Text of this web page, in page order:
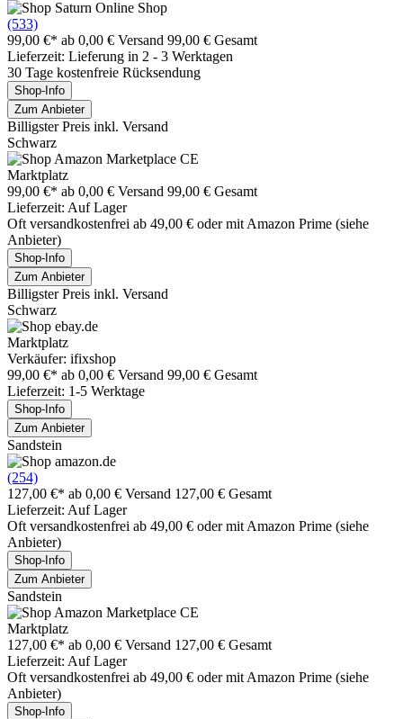
(533)
99,00 €* ab 0,00 € Versand 99,00 € Gesamt
Lieferzeit: Lieferung in 2 - 3 Werktagen
30 Tage kostenfreie Rücksendung
Shop-Info
Zum Anbieter
Billigster Preis inkl. Versand
Schwarz
Marktplatz
99,00 €* ab 0,00 € Versand 99,00 € Gesamt
Lieferzeit: Auf Lager
Oft versandkostenfrei ab 49,00 € oder mit Amazon Prime (siehe
Anbieter)
Shop-Info
Zum Anbieter
Billigster Preis inkl. Versand
Schwarz
Marktplatz
Verkäufer: ifixshop
99,00 €* ab 0,00 € Versand 99,00 € Gesamt
Lieferzeit: 1-5 Werktage
Shop-Info
Zum Anbieter
Sandstein
(254)
127,00 €* ab 0,00 € Versand 127,00 € Gesamt
Lieferzeit: Auf Lager
Oft versandkostenfrei ab 49,00 € oder mit Amazon Prime (siehe
Anbieter)
Shop-Info
Zum Anbieter
Sandstein
Marktplatz
127,00 €* ab 0,00 € Versand 127,00 € Gesamt
Lieferzeit: Auf Lager
Oft versandkostenfrei ab 49,00 € oder mit Amazon Prime (siehe
Anbieter)
Shop-Info